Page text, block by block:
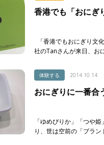
香港でも「おにぎ
「香港でもおにぎり文
社のTanさんが来日、お
体験する 2014.10.14
おにぎりに一番
「ゆめぴりか」「つや
り、世は空前の「ブラ